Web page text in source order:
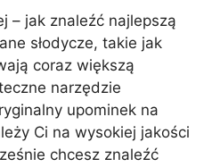
– jak znaleźć najlepszą
słodycze, takie jak
coraz większą
narzędzie
upominek na
Ci na wysokiej jakości
chcesz znaleźć